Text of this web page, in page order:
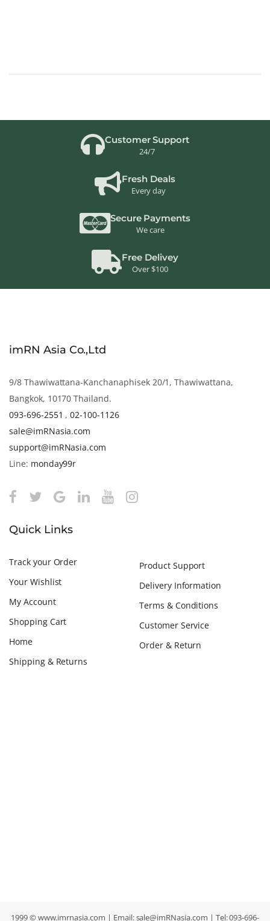
Customer Support
24/7
Fresh Deals
Every day
Secure Payments
We care
Free Delivey
Over $100
imRN Asia Co.,Ltd
9/8 Thawiwattana-Kanchanaphisek 20/1, Thawiwattana,
Bangkok, 10170 Thailand.
093-696-2551 ,02-100-1126
sale@imRNasia.com
support@imRNasia.com
Line: monday99r
Quick Links
Track your Order
Your Wishlist
My Account
Shopping Cart
Home
Shipping & Returns
Product Support
Delivery Information
Terms & Conditions
Customer Service
Order & Return
1999 © www.imrnasia.com | Email:sale@imRNasia.com | Tel: 093-696-